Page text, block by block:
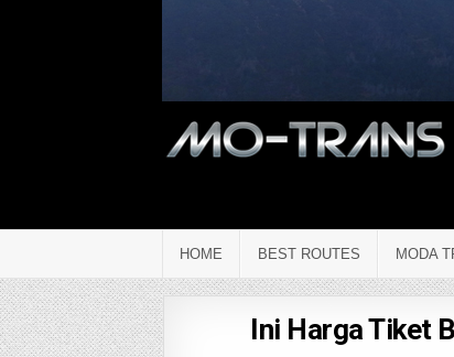
HOME BEST ROUTES MODA
Ini Harga Tiket